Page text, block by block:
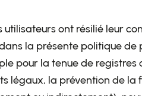
ont résilié leur
la présente politique de
pour la tenue de
légaux, la prévention de la